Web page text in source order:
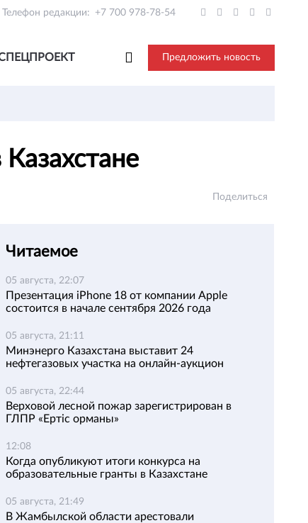
Телефон редакции: +7 700 978-78-54
Предложить новость
Поделиться
Читаемое
05 августа, 22:07
Презентация iPhone 18 от компании Apple
состоится в начале сентября 2026 года
05 августа, 21:11
Минэнерго Казахстана выставит 24
нефтегазовых участка на онлайн-аукцион
05 августа, 22:44
Верховой лесной пожар зарегистрирован в
ГЛПР «Ертіс орманы»
12:08
Когда опубликуют итоги конкурса на
образовательные гранты в Казахстане
05 августа, 21:49
В Жамбылской области арестовали